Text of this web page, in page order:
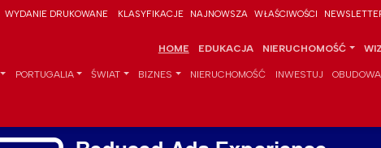
WYDANIE DRUKOWANE KLASYFIKACJE NAJNOWSZA WŁAŚCIWOŚCI
HOME EDUKACJA NIERUCHOMOŚĆ
PORTUGALIA ŚWIAT BIZNES NIERUCHOMOŚĆ INWESTUJ OBUDOWA